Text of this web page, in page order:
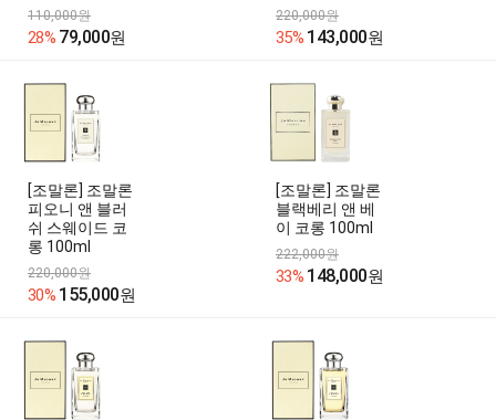
110,000원
28% 79,000원
220,000원
35% 143,000원
[조말론] 조말론
피오니 앤 블러
쉬 스웨이드 코
롱 100ml
220,000원
30% 155,000원
[조말론] 조말론
블랙베리 앤 베
이 코롱 100ml
222,000원
33% 148,000원